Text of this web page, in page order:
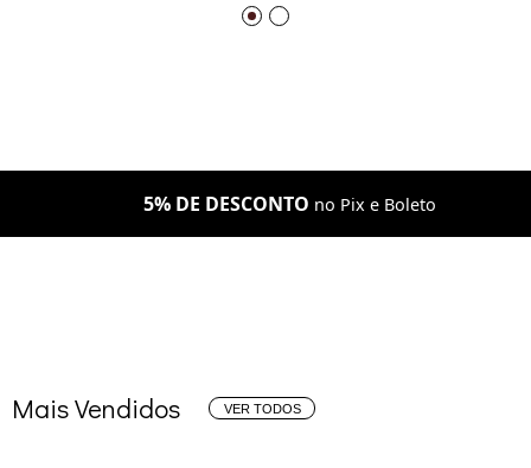
5% DE DESCONTO no Pix e Boleto
Mais Vendidos VER TODOS